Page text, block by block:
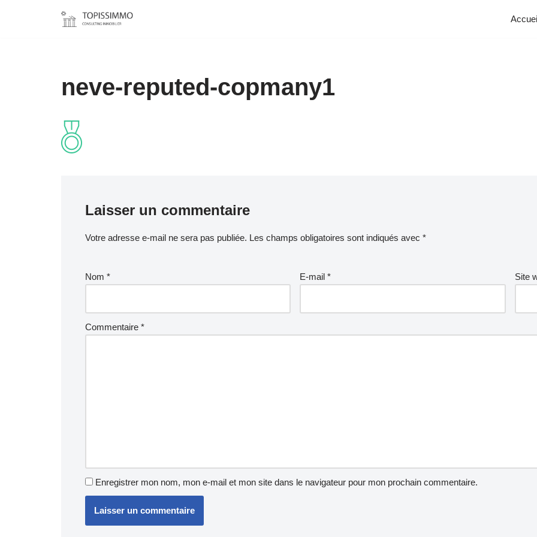
neve-reputed-copmany1
Laisser un commentaire
Votre adresse e-mail ne sera pas publiée. Les champs obligatoires sont indiqués avec *
Nom * E-mail* Site
Commentaire *
Enregistrer mon nom, mon e-mail et mon site dans le navigateur pour mon prochain commentaire.